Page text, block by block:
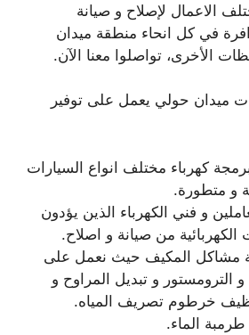
الاعمال لإصلاح و صيانة
في كل انحاء منطقة ميدان
الأخرى، تواصلوا معنا الآن.
ميدان حولي يعمل على توفير
كهرباء مختلف انواع السيارات
و متطورة.
و فني الكهرباء الذين يؤدون
الكهربائية من صيانة و اصلاح.
مشاكل المكيف حيث نعمل على
الترومستور و تبديل المراوح و
خرطوم تصريف المياه.
الماء.